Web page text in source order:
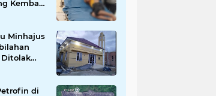
Kembali
Minhajus
Ditolak
di